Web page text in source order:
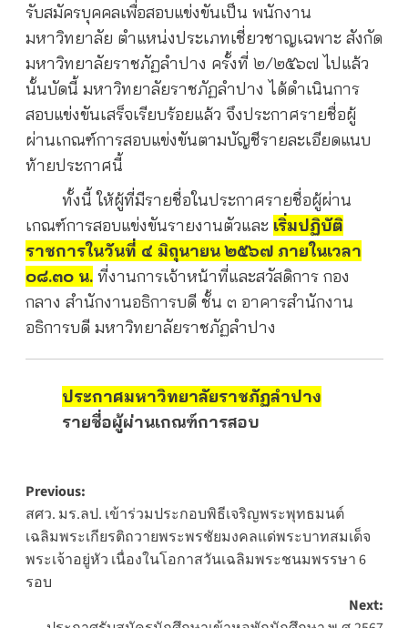
รับสมัครบุคคลเพื่อสอบแข่งขันเป็น พนักงาน
มหาวิทยาลัย ตำแหน่งประเภทเชี่ยวชาญเฉพาะ สังกัด
มหาวิทยาลัยราชภัฏลำปาง ครั้งที่ ๒/๒๕๖๗ ไปแล้ว
นั้นบัดนี้ มหาวิทยาลัยราชภัฏลำปาง ได้ดำเนินการ
สอบแข่งขันเสร็จเรียบร้อยแล้ว จึงประกาศรายชื่อผู้
ผ่านเกณฑ์การสอบแข่งขันตามบัญชีรายละเอียดแนบ
ท้ายประกาศนี้
ทั้งนี้ ให้ผู้ที่มีรายชื่อในประกาศรายชื่อผู้ผ่าน
เกณฑ์การสอบแข่งขันรายงานตัวและ เริ่มปฏิบัติ
ราชการในวันที่ ๔ มิถุนายน ๒๕๖๗ ภายในเวลา
๐๘.๓๐ น.ที่งานการเจ้าหน้าที่และสวัสดิการ กอง
กลาง สำนักงานอธิการบดี ชั้น ๓ อาคารสำนักงาน
อธิการบดี มหาวิทยาลัยราชภัฏลำปาง
ประกาศมหาวิทยาลัยราชภัฏลำปาง
รายชื่อผู้ผ่านเกณฑ์การสอบ
Post
navigation
Previous:
สศว. มร.ลป. เข้าร่วมประกอบพิธีเจริญพระพุทธมนต์
เฉลิมพระเกียรติถวายพระพรชัยมงคลแด่พระบาทสมเด็จ
พระเจ้าอยู่หัว เนื่องในโอกาสวันเฉลิมพระชนมพรรษา 6
รอบ
Next: